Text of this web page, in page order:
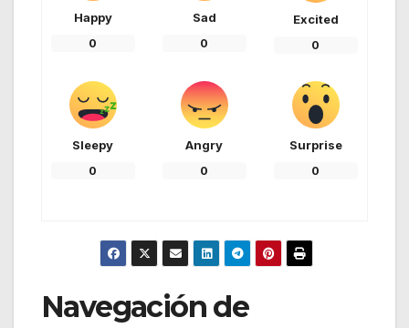
Happy
0
Sad
0
Excited
0
Sleepy
0
Angry
0
Surprise
0
Navegación de